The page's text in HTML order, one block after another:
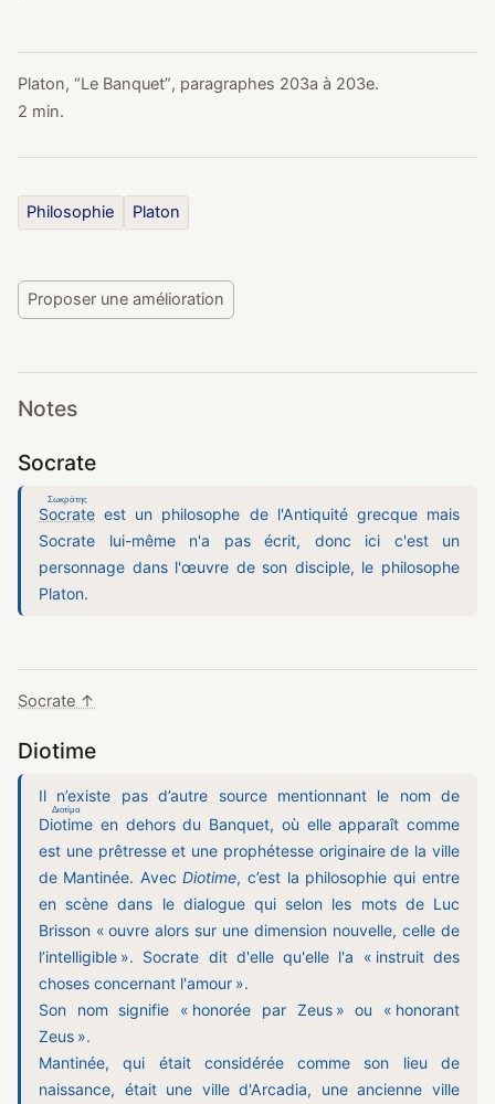
Platon, “Le Banquet”, paragraphes 203a à 203e.
2 min.
Philosophie Platon
Proposer une amélioration
Notes
Socrate
Socrate
Σωκράτης
est un philosophe de l'Antiquité grecque mais
Socrate lui-même n'a pas écrit, donc ici c'est un
personnage dans l'œuvre de son disciple, le philosophe
Platon.
Socrate ↑
Diotime
Diotime
Διοτίμα
en dehors du Banquet, où elle apparaît comme
est une prêtresse et une prophétesse originaire de la ville
de Mantinée. Avec Diotime, c’est la philosophie qui entre
en scène dans le dialogue qui selon les mots de Luc
Brisson « ouvre alors sur une dimension nouvelle, celle de
l’intelligible ». Socrate dit d'elle qu'elle l'a « instruit des
choses concernant l'amour ».
Son nom signifie « honorée par Zeus » ou « honorant
Zeus ».
Mantinée, qui était considérée comme son lieu de
naissance, était une ville d'Arcadia, une ancienne ville